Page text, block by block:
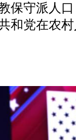
保守派人
和党在农